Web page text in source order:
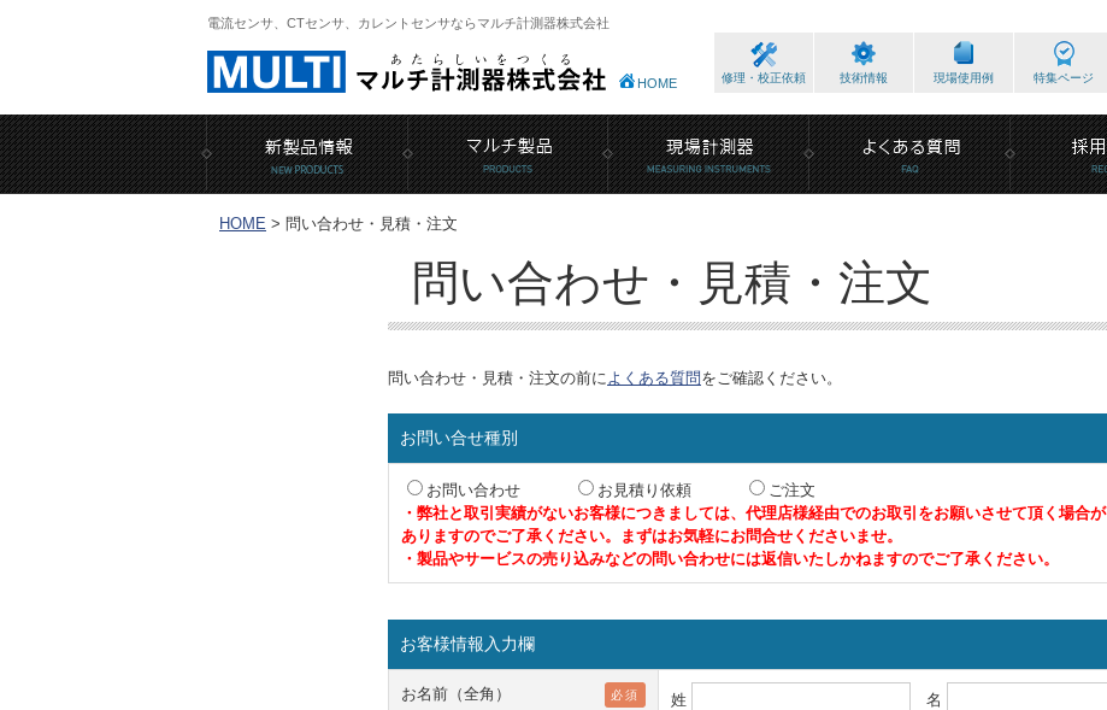
電流センサ、CTセンサ、カレントセンサならマルチ計測器株式会社
HOME 修理・校正依頼 技術情報 現場使用例 特集ページ
HOME > 問い合わせ・見積・注文
問い合わせ・見積・注文
問い合わせ・見積・注文の前によくある質問をご確認ください。
お問い合せ種別
お問い合わせ お見積り依頼
ご注文
・弊社と取引実績がないお客様につきましては、代理店様経由でのお取引をお願いさせて頂く場合が
ありますのでご了承ください。まずはお気軽にお問合せくださいませ。
・製品やサービスの売り込みなどの問い合わせには返信いたしかねますのでご了承ください。
お客様情報入力欄
お名前（全角） 必須 姓 名